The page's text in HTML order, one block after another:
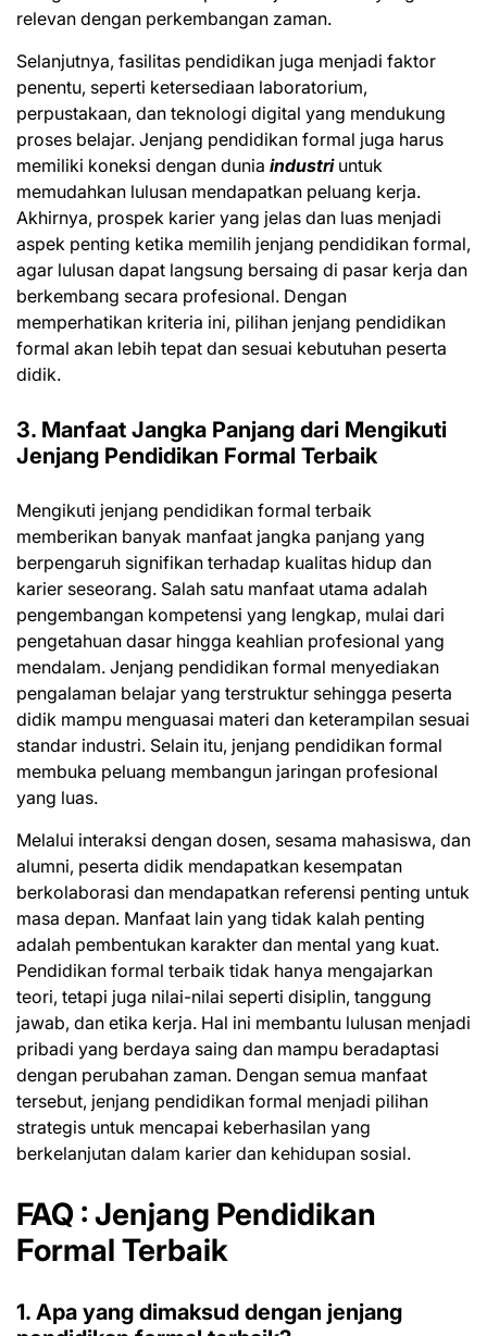
relevan dengan perkembangan zaman.
Selanjutnya, fasilitas pendidikan juga menjadi faktor
penentu, seperti ketersediaan laboratorium,
perpustakaan, dan teknologi digital yang mendukung
proses belajar. Jenjang pendidikan formal juga harus
memiliki koneksi dengan dunia industriuntuk
memudahkan lulusan mendapatkan peluang kerja.
Akhirnya, prospek karier yang jelas dan luas menjadi
aspek penting ketika memilih jenjang pendidikan formal,
agar lulusan dapat langsung bersaing di pasar kerja dan
berkembang secara profesional. Dengan
memperhatikan kriteria ini, pilihan jenjang pendidikan
formal akan lebih tepat dan sesuai kebutuhan peserta
didik.
3. Manfaat Jangka Panjang dari Mengikuti
Jenjang Pendidikan Formal Terbaik
Mengikuti jenjang pendidikan formal terbaik
memberikan banyak manfaat jangka panjang yang
berpengaruh signifikan terhadap kualitas hidup dan
karier seseorang. Salah satu manfaat utama adalah
pengembangan kompetensi yang lengkap, mulai dari
pengetahuan dasar hingga keahlian profesional yang
mendalam. Jenjang pendidikan formal menyediakan
pengalaman belajar yang terstruktur sehingga peserta
didik mampu menguasai materi dan keterampilan sesuai
standar industri. Selain itu, jenjang pendidikan formal
membuka peluang membangun jaringan profesional
yang luas.
Melalui interaksi dengan dosen, sesama mahasiswa, dan
alumni, peserta didik mendapatkan kesempatan
berkolaborasi dan mendapatkan referensi penting untuk
masa depan. Manfaat lain yang tidak kalah penting
adalah pembentukan karakter dan mental yang kuat.
Pendidikan formal terbaik tidak hanya mengajarkan
teori, tetapi juga nilai-nilai seperti disiplin, tanggung
jawab, dan etika kerja. Hal ini membantu lulusan menjadi
pribadi yang berdaya saing dan mampu beradaptasi
dengan perubahan zaman. Dengan semua manfaat
tersebut, jenjang pendidikan formal menjadi pilihan
strategis untuk mencapai keberhasilan yang
berkelanjutan dalam karier dan kehidupan sosial.
FAQ : Jenjang Pendidikan
Formal Terbaik
1. Apa yang dimaksud dengan jenjang